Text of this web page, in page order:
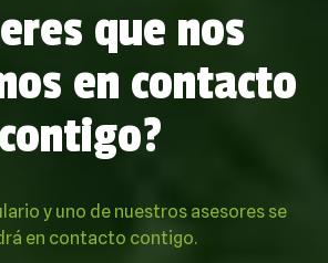
que nos
en contacto
contigo?
y uno de nuestros asesores se
en contacto contigo.